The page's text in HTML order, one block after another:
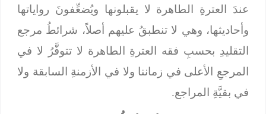
عندَ العترةِ الطاهرة لا يقبلونها ويُضعِّفونَ رواياتها
وأحاديثها، وهي لا تنطبقُ عليهم أصلاً، شرائطُ مرجع
التقليدِ بحسبِ فقه العترةِ الطاهرة لا تتوفَّرُ لا في
المرجعِ الأعلى في زماننا ولا في الأزمنةِ السابقة ولا
في بقيَّةِ المراجع.